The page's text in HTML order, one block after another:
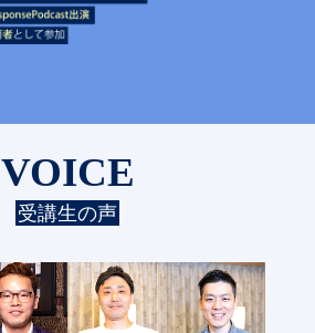
VOICE
受講生の声